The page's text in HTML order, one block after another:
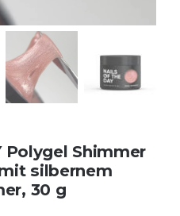
Polygel Shimmer
silbernem
30 g